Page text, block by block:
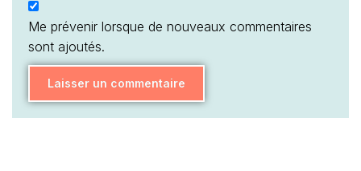
Me prévenir lorsque de nouveaux commentaires
sont ajoutés.